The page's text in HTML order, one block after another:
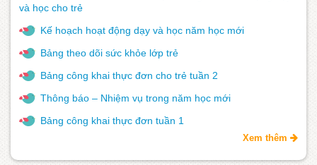
và học cho trẻ
Kế hoạch hoạt động dạy và học năm học mới
Bảng theo dõi sức khỏe lớp trẻ
Bảng công khai thực đơn cho trẻ tuần 2
Thông báo – Nhiệm vụ trong năm học mới
Bảng công khai thực đơn tuần 1
Xem thêm